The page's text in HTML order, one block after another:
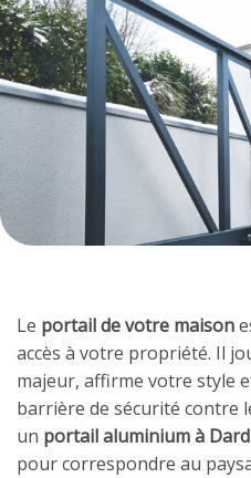
Le portail de votre maison
accès à votre propriété. Il
majeur, affirme votre style
barrière de sécurité contre
un portail aluminium à
pour correspondre au